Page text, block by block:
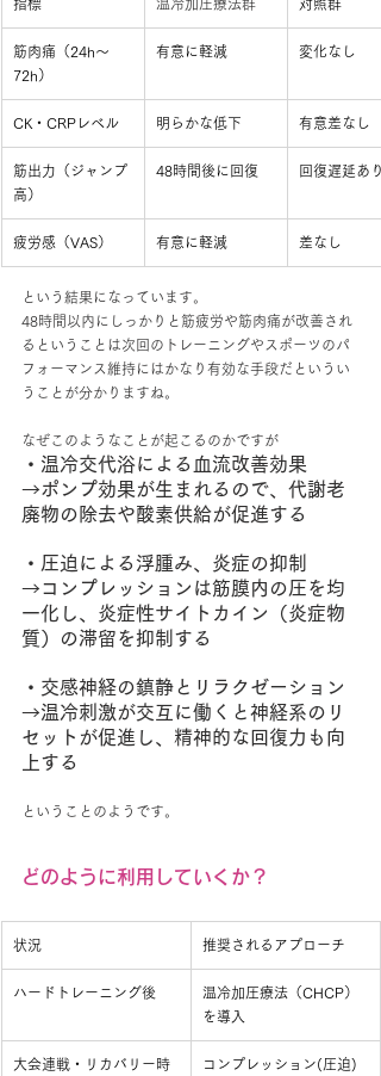
指標 温冷加圧療法群 対照群
筋肉痛（24h〜
72h）
有意に軽減 変化なし
CK・CRPレベル 明らかな低下 有意差なし
筋出力（ジャンプ
高）
48時間後に回復 回復遅延あり
疲労感（VAS） 有意に軽減 差なし
という結果になっています。
48時間以内にしっかりと筋疲労や筋肉痛が改善され
るということは次回のトレーニングやスポーツのパ
フォーマンス維持にはかなり有効な手段だというい
うことが分かりますね。
なぜこのようなことが起こるのかですが
・温冷交代浴による血流改善効果
→ポンプ効果が生まれるので、代謝老
廃物の除去や酸素供給が促進する
・圧迫による浮腫み、炎症の抑制
→コンプレッションは筋膜内の圧を均
一化し、炎症性サイトカイン（炎症物
質）の滞留を抑制する
・交感神経の鎮静とリラクゼーション
→温冷刺激が交互に働くと神経系のリ
セットが促進し、精神的な回復力も向
上する
ということのようです。
どのように利用していくか？
状況 推奨されるアプローチ
ハードトレーニング後
温冷加圧療法（CHCP）
を導入
大会連戦・リカバリー時 コンプレッション(圧迫)